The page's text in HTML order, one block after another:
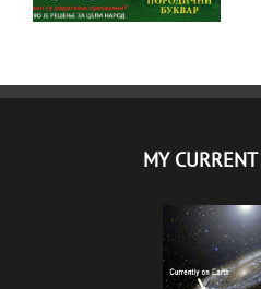
MY